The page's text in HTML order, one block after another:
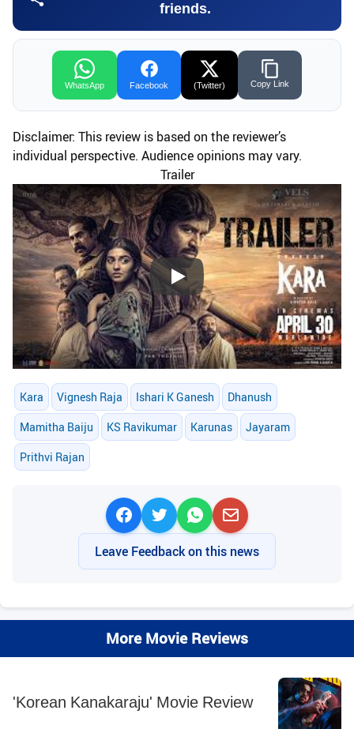
friends.
WhatsApp Facebook (Twitter) Copy Link
Disclaimer: This review is based on the reviewer’s
individual perspective. Audience opinions may vary.
Trailer
Play
Kara Vignesh Raja Ishari K Ganesh Dhanush
Mamitha Baiju KS Ravikumar Karunas Jayaram
Prithvi Rajan
Leave Feedback on this news
More Movie Reviews
'Korean Kanakaraju' Movie Review